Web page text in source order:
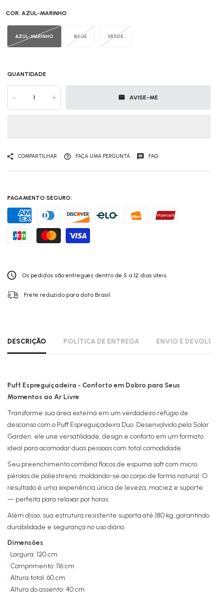
COR: AZUL-MARINHO
AZUL-MARINHO BEGE VERDE
QUANTIDADE
- + AVISE-ME
COMPARTILHAR FAÇA UMA PERGUNTA FAQ
PAGAMENTO SEGURO:
Os pedidos são entregues dentro de 5 a 12 dias úteis.
Frete reduzido para doto Brasil.
DESCRIÇÃO POLÍTICA DE ENTREGA ENVIO E
Puff Espreguiçadeira - Conforto em Dobro para Seus
Momentos ao Ar Livre
Transforme sua área externa em um verdadeiro refúgio de
descanso com o Puff Espreguiçadeira Duo. Desenvolvido pela Solar
Garden, ele une versatilidade, design e conforto em um formato
ideal para acomodar duas pessoas com total comodidade.
Seu preenchimento combina flocos de espuma soft com micro
pérolas de poliestireno, moldando-se ao corpo de forma natural. O
resultado é uma experiência única de leveza, maciez e suporte
— perfeita para relaxar por horas.
Além disso, sua estrutura resistente suporta até 180 kg, garantindo
durabilidade e segurança no uso diário.
Dimensões
• Largura: 120 cm
• Comprimento: 116 cm
• Altura total: 60 cm
• Altura do assento: 40 cm